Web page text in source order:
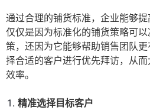
通过合理的铺货标准，企业能够
仅仅是因为标准化的铺货策略可
策，还因为它能够帮助销售团队
择合适的客户进行优先拜访，从
效率。
精准选择目标客户